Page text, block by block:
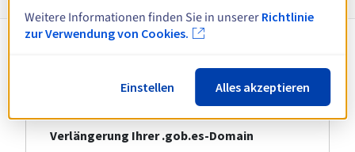
Registrierung Ihrer .gob.es-Domain
Verlängerung Ihrer .gob.es-Domain
Weitere Informationen finden Sie in unserer Richtlinie
zur Verwendung von Cookies.
Einstellen Alles akzeptieren